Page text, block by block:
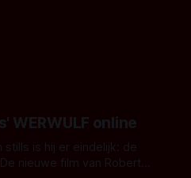
WERWULF online
stills is hij er eindelijk: de
nieuwe film van Robert